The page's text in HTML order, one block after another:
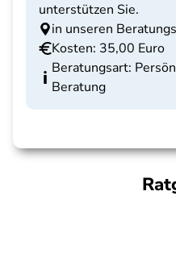
unterstützen Sie.
in unseren
Kosten: 35,00 Euro
Beratungsart:
Beratung